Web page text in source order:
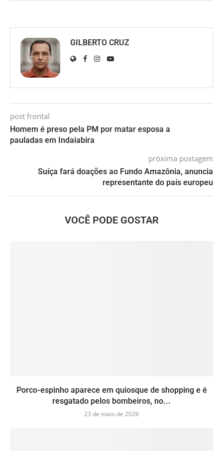
GILBERTO CRUZ
post frontal
Homem é preso pela PM por matar esposa a
pauladas em Indaiabira
próxima postagem
Suíça fará doações ao Fundo Amazônia, anuncia
representante do país europeu
VOCÊ PODE GOSTAR
Porco-espinho aparece em quiosque de shopping e é
resgatado pelos bombeiros, no...
23 de maio de 2026